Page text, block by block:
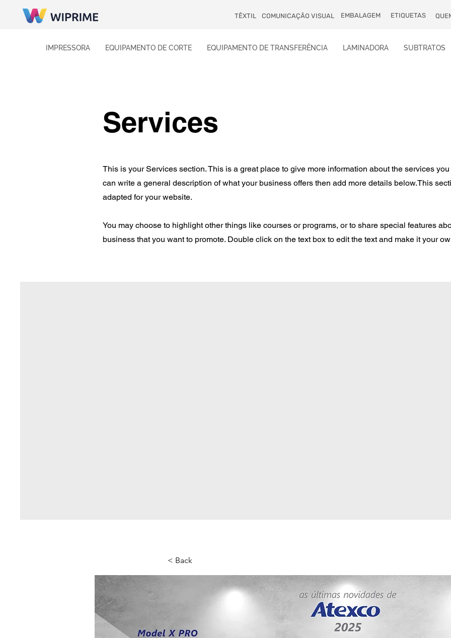
TÊXTIL COMUNICAÇÃO VISUAL EMBALAGEM ETIQUETAS
IMPRESSORA EQUIPAMENTO DE CORTE EQUIPAMENTO DE TRANSFERÊNCIA LAMINADORA SUBTRATOS
Services
This is your Services section. This is a great place to give more information about the services you
can write a general description of what your business offers then add more details below.This
adapted for your website.
You may choose to highlight other things like courses or programs, or to share special features
business that you want to promote. Double click on the text box to edit the text and make it your
< Back